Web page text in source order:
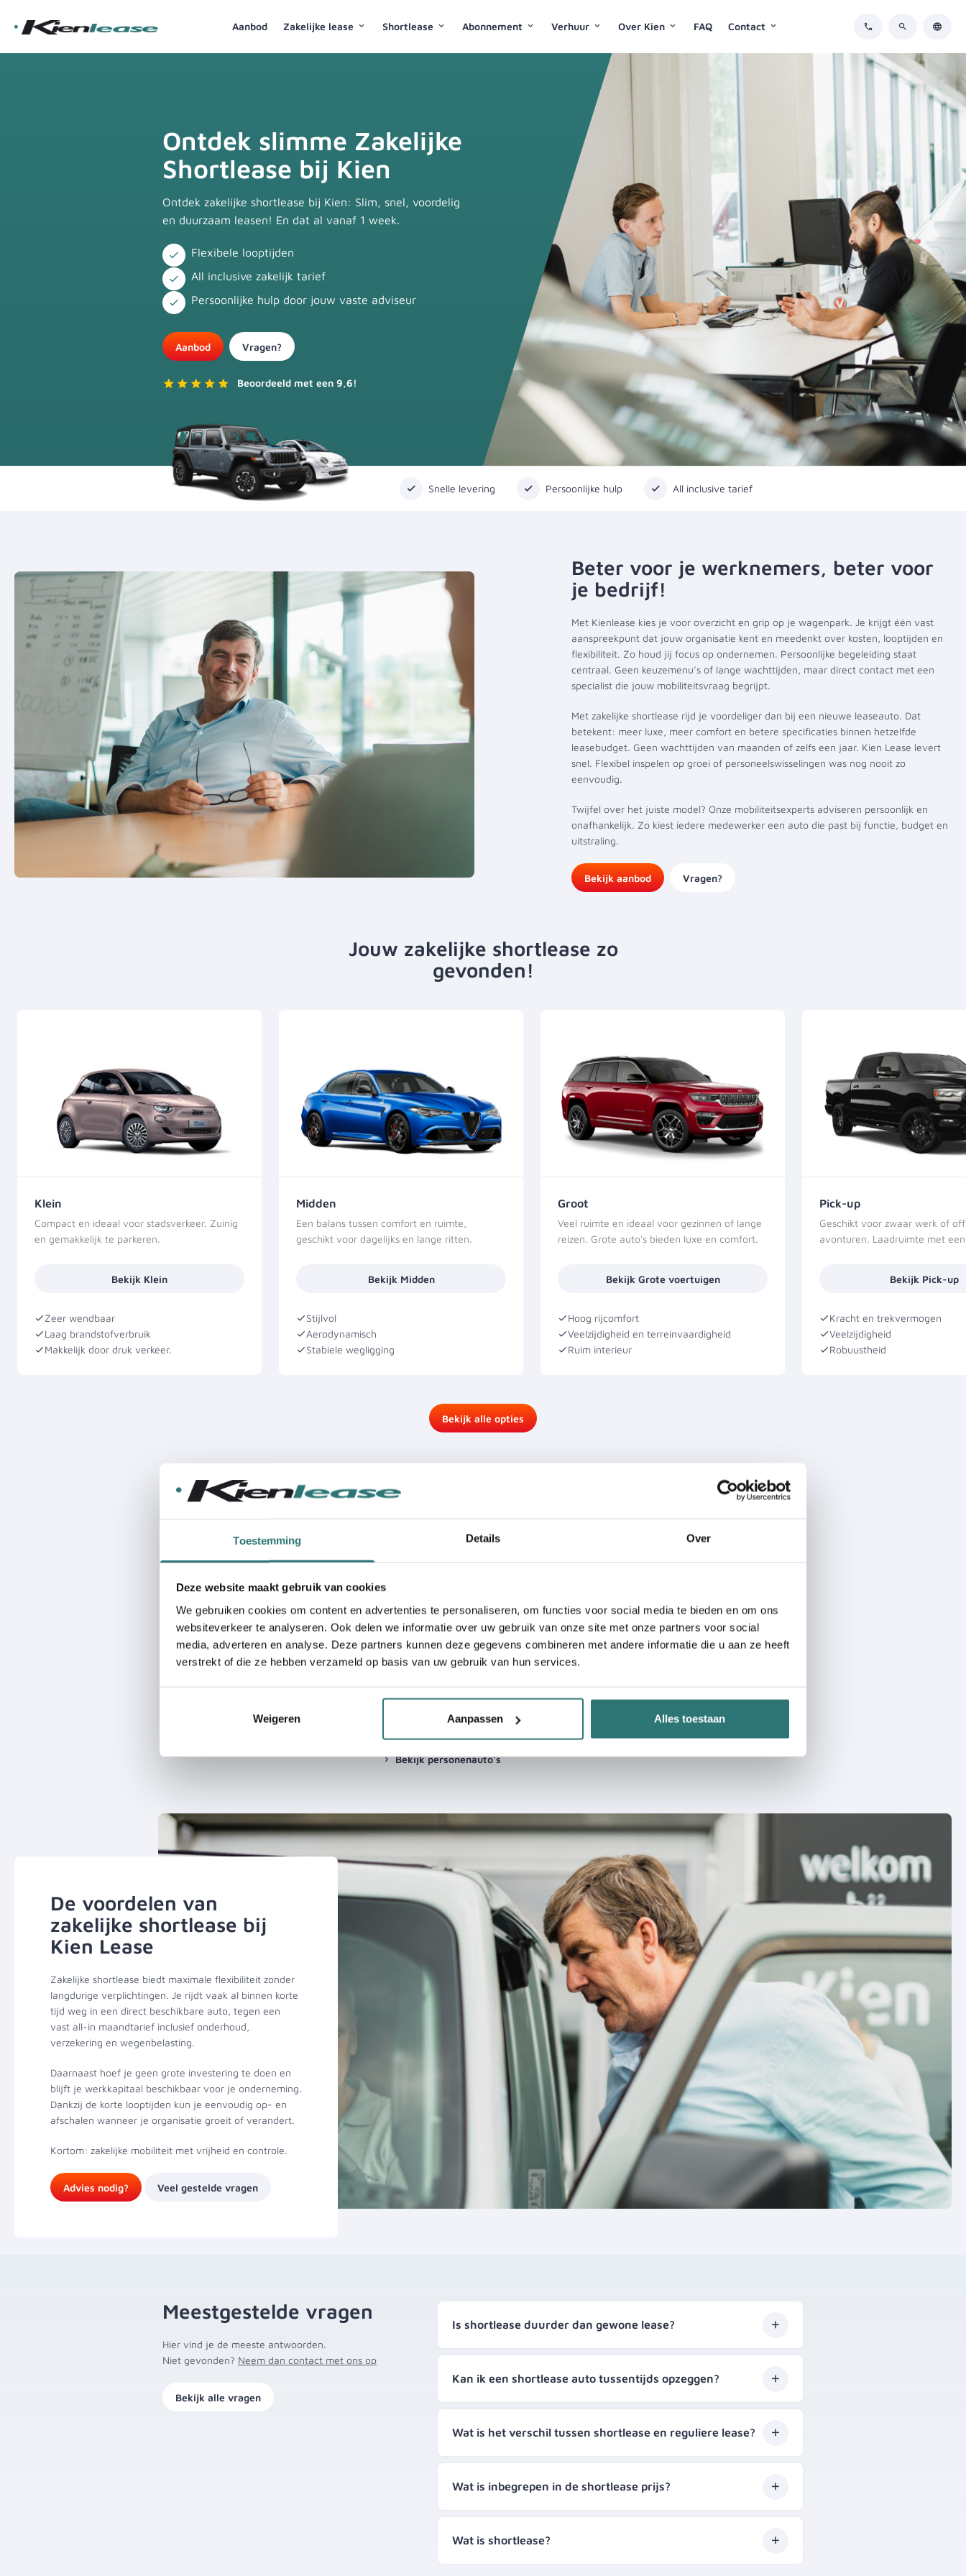
Toestemming Details Over
Deze website maakt gebruik van cookies
We gebruiken cookies om content en advertenties te personaliseren, om functies voor social media te bieden en om ons
websiteverkeer te analyseren. Ook delen we informatie over uw gebruik van onze site met onze partners voor social
media, adverteren en analyse. Deze partners kunnen deze gegevens combineren met andere informatie die u aan ze heeft
verstrekt of die ze hebben verzameld op basis van uw gebruik van hun services.
Weigeren Aanpassen Alles toestaan
Aanbod Zakelijke lease Shortlease Abonnement Verhuur Over Kien FAQ Contact
Ontdek slimme Zakelijke
Shortlease bij Kien
Ontdek zakelijke shortlease bij Kien: Slim, snel, voordelig
en duurzaam leasen! En dat al vanaf 1 week.
Flexibele looptijden
All inclusive zakelijk tarief
Persoonlijke hulp door jouw vaste adviseur
Aanbod Vragen?
Beoordeeld met een 9,6!
Snelle levering Persoonlijke hulp All inclusive tarief
Beter voor je werknemers, beter voor
je bedrijf!
Met Kienlease kies je voor overzicht en grip op je wagenpark. Je krijgt één vast
aanspreekpunt dat jouw organisatie kent en meedenkt over kosten, looptijden en
flexibiliteit. Zo houd jij focus op ondernemen. Persoonlijke begeleiding staat
centraal. Geen keuzemenu’s of lange wachttijden, maar direct contact met een
specialist die jouw mobiliteitsvraag begrijpt.
Met zakelijke shortlease rijd je voordeliger dan bij een nieuwe leaseauto. Dat
betekent: meer luxe, meer comfort en betere specificaties binnen hetzelfde
leasebudget. Geen wachttijden van maanden of zelfs een jaar. Kien Lease levert
snel. Flexibel inspelen op groei of personeelswisselingen was nog nooit zo
eenvoudig.
Twijfel over het juiste model? Onze mobiliteitsexperts adviseren persoonlijk en
onafhankelijk. Zo kiest iedere medewerker een auto die past bij functie, budget en
uitstraling.
Bekijk aanbod Vragen?
Jouw zakelijke shortlease zo
gevonden!
Klein
Compact en ideaal voor stadsverkeer. Zuinig
en gemakkelijk te parkeren.
Bekijk Klein
Zeer wendbaar
Laag brandstofverbruik
Makkelijk door druk verkeer.
Midden
Een balans tussen comfort en ruimte,
geschikt voor dagelijks en lange ritten.
Bekijk Midden
Stijlvol
Aerodynamisch
Stabiele wegligging
Groot
Veel ruimte en ideaal voor gezinnen of lange
reizen. Grote auto's bieden luxe en comfort.
Bekijk Grote voertuigen
Hoog rijcomfort
Veelzijdigheid en terreinvaardigheid
Ruim interieur
Pick-up
Geschikt voor zwaar werk of
avonturen. Laadruimte met
Bekijk Pick-up
Kracht en trekvermogen
Veelzijdigheid
Robuustheid
Bekijk alle opties
Elektrisch zakelijk shortleasen
elektrische zakelijkeshortlease.
Zakelijk een personenauto
shortleasen
Vind een personenwagen die bij jouw
bedrijf past met de shortlease van Kien!
Bekijk personenauto's
Bekijk ons aanbod aan grote
bedrijfswagens en bestelbussen
De voordelen van
zakelijke shortlease bij
Kien Lease
Zakelijke shortlease biedt maximale flexibiliteit zonder
langdurige verplichtingen. Je rijdt vaak al binnen korte
tijd weg in een direct beschikbare auto, tegen een
vast all-in maandtarief inclusief onderhoud,
verzekering en wegenbelasting.
Daarnaast hoef je geen grote investering te doen en
blijft je werkkapitaal beschikbaar voor je onderneming.
Dankzij de korte looptijden kun je eenvoudig op- en
afschalen wanneer je organisatie groeit of verandert.
Kortom: zakelijke mobiliteit met vrijheid en controle.
Advies nodig? Veel gestelde vragen
Meestgestelde vragen
Hier vind je de meeste antwoorden.
Niet gevonden? Neem dan contact met ons op
Bekijk alle vragen
Is shortlease duurder dan gewone lease?
Kan ik een shortlease auto tussentijds opzeggen?
Wat is het verschil tussen shortlease en reguliere lease?
Wat is inbegrepen in de shortlease prijs?
Wat is shortlease?